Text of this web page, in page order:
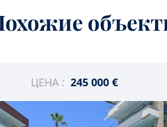
ЦЕНА : 245 000 €